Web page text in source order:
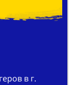
в г.